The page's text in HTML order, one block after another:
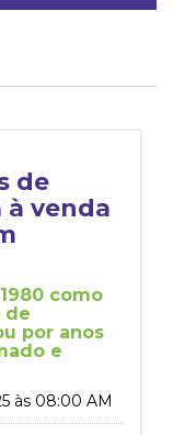
de
venda
como
de
por anos
e
às 08:00 AM